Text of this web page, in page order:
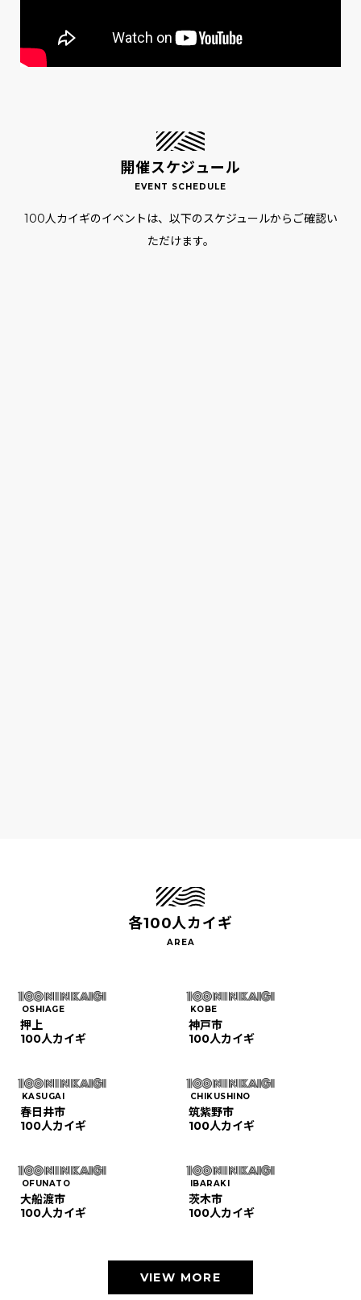
開催スケジュール
100人カイギのイベントは、以下のスケジュールからご確認い
ただけます。
各100人カイギ
OSHIAGE
押上
100人カイギ
KOBE
神戸市
100人カイギ
KASUGAI
春日井市
100人カイギ
CHIKUSHINO
筑紫野市
100人カイギ
OFUNATO
大船渡市
100人カイギ
IBARAKI
茨木市
100人カイギ
VIEW MORE